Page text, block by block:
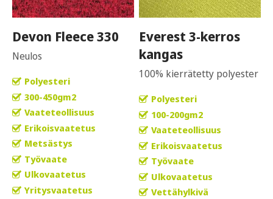
Devon Fleece 330
Neulos
Polyesteri
300-450gm2
Vaateteollisuus
Erikoisvaatetus
Metsästys
Työvaate
Ulkovaatetus
Yritysvaatetus
Everest 3-kerros
kangas
100% kierrätetty polyester
Polyesteri
100-200gm2
Vaateteollisuus
Erikoisvaatetus
Työvaate
Ulkovaatetus
Vettähylkivä